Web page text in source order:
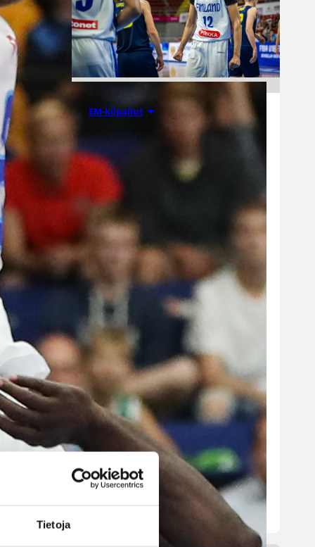
Tietoja
EM-kilpailut 08.08.2026 22:56
Suomen 16-
vuotiaat pojat
kaatoivat
Ruotsin
vahvalla
esityksellä
Suomen 16-vuotiaat pojat
nappasivat toisen peräkkäisen
voittonsa B-divisioonan EM-
kisoissa, kun Ruotsi kaatui
lukemin 98–79. Suomi johti
ottelua alusta loppuun ja
rakensi ratkaisevan eron vahvan
ensimmäisen puoliajan aikana.